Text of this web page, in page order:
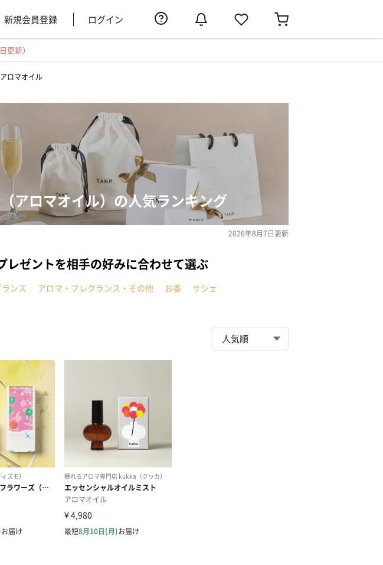
新規会員登録 ログイン
更新）
アロマオイル
アロマオイル）の人気ランキング
2026年8月7日更新
レゼントを相手の好みに合わせて選ぶ
ンス アロマ・フレグランス・その他 お香 サシェ